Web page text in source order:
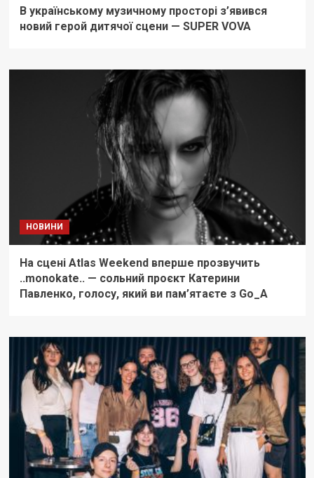
В українському музичному просторі з’явився
новий герой дитячої сцени — SUPER VOVA
НОВИНИ
На сцені Atlas Weekend вперше прозвучить
..monokate.. — сольний проєкт Катерини
Павленко, голосу, який ви пам’ятаєте з Go_A